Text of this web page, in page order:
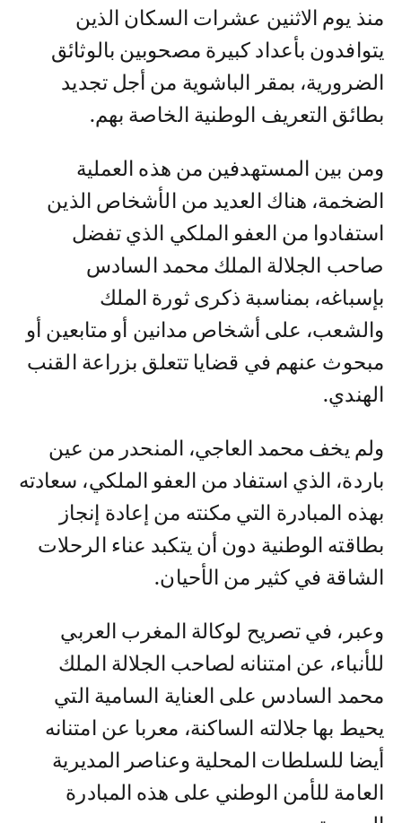
منذ يوم الاثنين عشرات السكان الذين
يتوافدون بأعداد كبيرة مصحوبين بالوثائق
الضرورية، بمقر الباشوية من أجل تجديد
بطائق التعريف الوطنية الخاصة بهم.
ومن بين المستهدفين من هذه العملية
الضخمة، هناك العديد من الأشخاص الذين
استفادوا من العفو الملكي الذي تفضل
صاحب الجلالة الملك محمد السادس
بإسباغه، بمناسبة ذكرى ثورة الملك
والشعب، على أشخاص مدانين أو متابعين أو
مبحوث عنهم في قضايا تتعلق بزراعة القنب
الهندي.
ولم يخف محمد العاجي، المنحدر من عين
باردة، الذي استفاد من العفو الملكي، سعادته
بهذه المبادرة التي مكنته من إعادة إنجاز
بطاقته الوطنية دون أن يتكبد عناء الرحلات
الشاقة في كثير من الأحيان.
وعبر، في تصريح لوكالة المغرب العربي
للأنباء، عن امتنانه لصاحب الجلالة الملك
محمد السادس على العناية السامية التي
يحيط بها جلالته الساكنة، معربا عن امتنانه
أيضا للسلطات المحلية وعناصر المديرية
العامة للأمن الوطني على هذه المبادرة